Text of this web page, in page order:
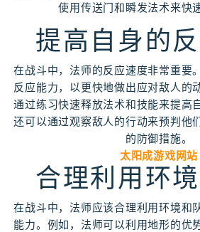
使用传送门和瞬发法术来快
提高自身的
在战斗中，法师的反应速度非常重要
反应能力，以更快地做出应对敌人的
通过练习快速释放法术和技能来提高
还可以通过观察敌人的行动来预判他
的防御措施。
太阳成游戏网站
合理利用环
在战斗中，法师应该合理利用环境和
能力。例如，法师可以利用地形的优